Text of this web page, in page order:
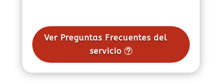
Ver Preguntas Frecuentes del
servicio